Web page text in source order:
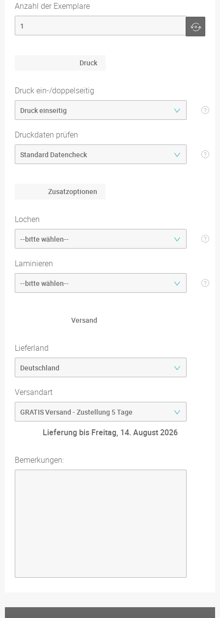
Anzahl der Exemplare
Druck
Druck ein-/doppelseitig
Druckdaten prüfen
Zusatzoptionen
Lochen
Laminieren
Versand
Lieferland
Versandart
Lieferung bis Freitag, 14. August 2026
Bemerkungen: